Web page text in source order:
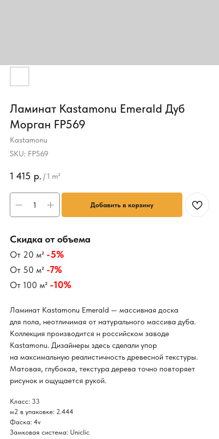
Ламинат Kastamonu Emerald Дуб
Морган FP569
Kastamonu
SKU: FP569
1 415 р. /1 m²
Добавить в корзину
Скидка от объема
От 20 м² -5%
От 50 м² -7%
От 100 м² -10%
Ламинат Kastamonu Emerald — массивная доска
для пола, неотличимая от натурального массива дуба.
Коллекция производится н российском заводе
Kastamonu. Дизайнеры здесь сделали упор
на максимальную реалистичность древесной текстуры.
Матовая, глубокая, текстура дерева точно повторяет
рисунок и ощущается рукой.
Класс: 33
м2 в упаковке: 2.444
Фаска: 4v
Замковая система: Uniclic